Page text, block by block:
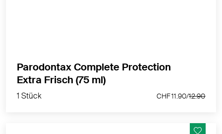
1 Stück
Parodontax Complete Protection
Extra Frisch (75 ml)
1 Stück CHF 11.90/12.90